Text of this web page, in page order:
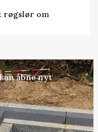
røgslør om
åbne nyt